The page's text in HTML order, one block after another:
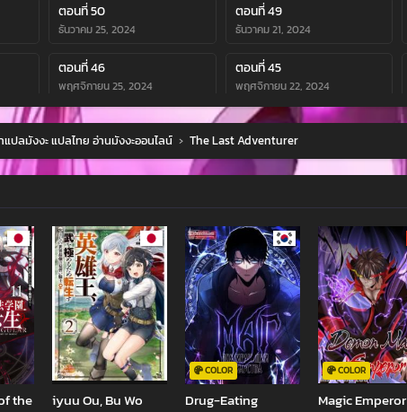
ตอนที่ 50
ธันวาคม 25, 2024
ตอนที่ 49
ธันวาคม 21, 2024
ตอนที่ 46
พฤศจิกายน 25, 2024
ตอนที่ 45
พฤศจิกายน 22, 2024
ตอนที่ 42
ตุลาคม 28, 2024
ตอนที่ 41
ตุลาคม 21, 2024
ตอนที่ 38 ตอนที่ 37
ตอนที่ 34
ตุลาคม 7, 2024
ตอนที่ 33
ตุลาคม 7, 2024
ตอนที่ 30
ตุลาคม 7, 2024
ตอนที่ 29
ตุลาคม 7, 2024
ตอนที่ 26
ตุลาคม 7, 2024
ตอนที่ 25
ตุลาคม 7, 2024
ตอนที่ 22 ตอนที่ 21
ปลมังงะ แปลไทย อ่านมังงะออนไลน์ › The Last Adventurer
the
iyuu Ou, Bu Wo
COLOR
Drug-Eating
COLOR
Magic Emperor